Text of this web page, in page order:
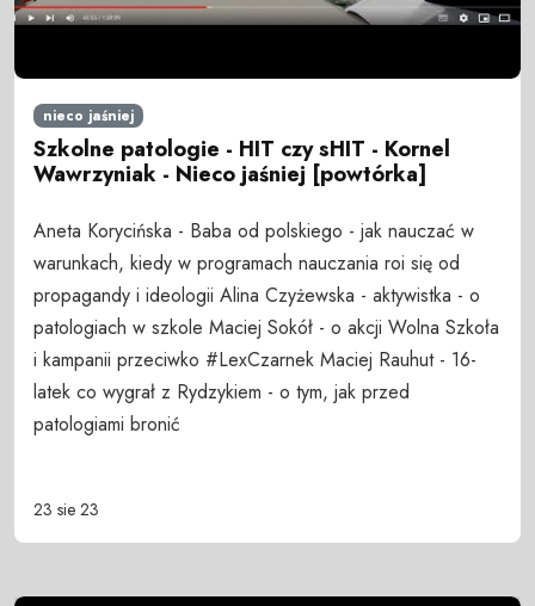
nieco jaśniej
Szkolne patologie - HIT czy sHIT - Kornel
Wawrzyniak - Nieco jaśniej [powtórka]
Aneta Korycińska - Baba od polskiego - jak nauczać w
warunkach, kiedy w programach nauczania roi się od
propagandy i ideologii Alina Czyżewska - aktywistka - o
patologiach w szkole Maciej Sokół - o akcji Wolna Szkoła
i kampanii przeciwko #LexCzarnek Maciej Rauhut - 16-
latek co wygrał z Rydzykiem - o tym, jak przed
patologiami bronić
23 sie 23